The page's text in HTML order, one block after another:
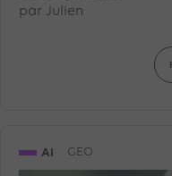
par Julien
AI GEO